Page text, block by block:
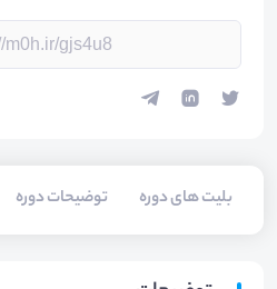
بلیت های دوره توضیحات دوره